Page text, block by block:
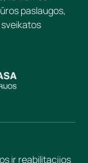
paslaugos,
ir reabilitacijos